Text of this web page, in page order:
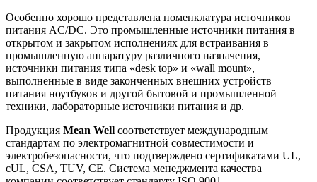
Особенно хорошо представлена номенклатура источников
питания AC/DC. Это промышленные источники питания в
открытом и закрытом исполнениях для встраивания в
промышленную аппаратуру различного назначения,
источники питания типа «desk top» и «wall mount»,
выполненные в виде законченных внешних устройств
питания ноутбуков и другой бытовой и промышленной
техники, лабораторные источники питания и др.
Продукция Mean Well соответствует международным
стандартам по электромагнитной совместимости и
электробезопасности, что подтверждено сертификатами UL,
cUL, CSA, TUV, CE. Система менеджмента качества